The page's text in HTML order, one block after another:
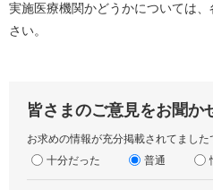
実施医療機関かどうかについては
さい。
皆さまのご意見をお聞か
お求めの情報が充分掲載されてました
十分だった
普通